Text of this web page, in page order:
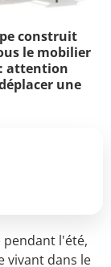
construit
le mobilier
attention
une
l'été,
vivant dans le